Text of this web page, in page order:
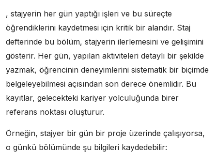
, stajyerin her gün yaptığı işleri ve bu süreçte
öğrendiklerini kaydetmesi için kritik bir alandır. Staj
defterinde bu bölüm, stajyerin ilerlemesini ve gelişimini
gösterir. Her gün, yapılan aktiviteleri detaylı bir şekilde
yazmak, öğrencinin deneyimlerini sistematik bir biçimde
belgeleyebilmesi açısından son derece önemlidir. Bu
kayıtlar, gelecekteki kariyer yolculuğunda birer
referans noktası oluşturur.
Örneğin, stajyer bir gün bir proje üzerinde çalışıyorsa,
o günkü bölümünde şu bilgileri kaydedebilir: